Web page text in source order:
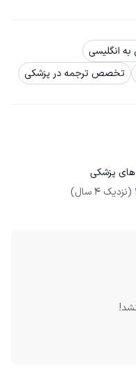
انگلیسی
تخصص ترجمه در پزشکی
پزشکی
(نزدیک 4 سال)